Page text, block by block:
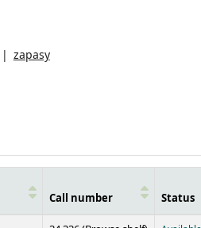
zapasy
Call number Status